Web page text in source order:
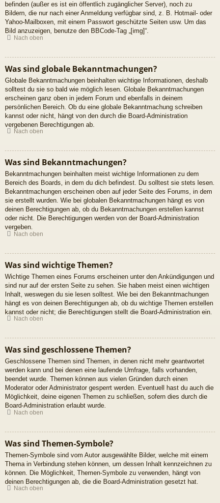
befinden (außer es ist ein öffentlich zugänglicher Server), noch zu
Bildern, die nur nach einer Anmeldung verfügbar sind, z. B. Hotmail- oder
Yahoo-Mailboxen, mit einem Passwort geschützte Seiten usw. Um das
Bild anzuzeigen, benutze den BBCode-Tag „[img]“.
Nach oben
Was sind globale Bekanntmachungen?
Globale Bekanntmachungen beinhalten wichtige Informationen, deshalb
solltest du sie so bald wie möglich lesen. Globale Bekanntmachungen
erscheinen ganz oben in jedem Forum und ebenfalls in deinem
persönlichen Bereich. Ob du eine globale Bekanntmachung schreiben
kannst oder nicht, hängt von den durch die Board-Administration
vergebenen Berechtigungen ab.
Nach oben
Was sind Bekanntmachungen?
Bekanntmachungen beinhalten meist wichtige Informationen zu dem
Bereich des Boards, in dem du dich befindest. Du solltest sie stets lesen.
Bekanntmachungen erscheinen oben auf jeder Seite des Forums, in dem
sie erstellt wurden. Wie bei globalen Bekanntmachungen hängt es von
deinen Berechtigungen ab, ob du Bekanntmachungen erstellen kannst
oder nicht. Die Berechtigungen werden von der Board-Administration
vergeben.
Nach oben
Was sind wichtige Themen?
Wichtige Themen eines Forums erscheinen unter den Ankündigungen und
sind nur auf der ersten Seite zu sehen. Sie haben meist einen wichtigen
Inhalt, weswegen du sie lesen solltest. Wie bei den Bekanntmachungen
hängt es von deinen Berechtigungen ab, ob du wichtige Themen erstellen
kannst oder nicht; die Berechtigungen stellt die Board-Administration ein.
Nach oben
Was sind geschlossene Themen?
Geschlossene Themen sind Themen, in denen nicht mehr geantwortet
werden kann und bei denen eine laufende Umfrage, falls vorhanden,
beendet wurde. Themen können aus vielen Gründen durch einen
Moderator oder Administrator gesperrt werden. Eventuell hast du auch die
Möglichkeit, deine eigenen Themen zu schließen, sofern dies durch die
Board-Administration erlaubt wurde.
Nach oben
Was sind Themen-Symbole?
Themen-Symbole sind vom Autor ausgewählte Bilder, welche mit einem
Thema in Verbindung stehen können, um dessen Inhalt kennzeichnen zu
können. Die Möglichkeit, Themen-Symbole zu verwenden, hängt von
deinen Berechtigungen ab, die die Board-Administration gesetzt hat.
Nach oben